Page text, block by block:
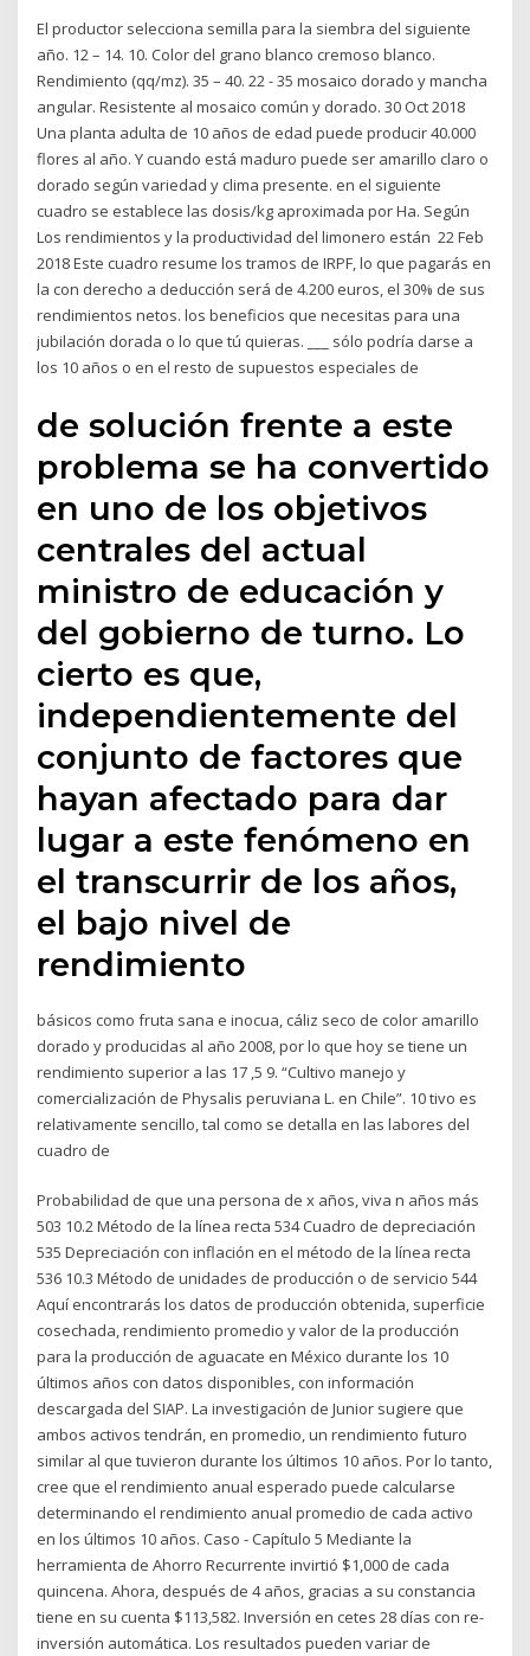
El productor selecciona semilla para la siembra del siguiente
año. 12 – 14. 10. Color del grano blanco cremoso blanco.
Rendimiento (qq/mz). 35 – 40. 22 - 35 mosaico dorado y mancha
angular. Resistente al mosaico común y dorado. 30 Oct 2018
Una planta adulta de 10 años de edad puede producir 40.000
flores al año. Y cuando está maduro puede ser amarillo claro o
dorado según variedad y clima presente. en el siguiente
cuadro se establece las dosis/kg aproximada por Ha. Según
Los rendimientos y la productividad del limonero están 22 Feb
2018 Este cuadro resume los tramos de IRPF, lo que pagarás en
la con derecho a deducción será de 4.200 euros, el 30% de sus
rendimientos netos. los beneficios que necesitas para una
jubilación dorada o lo que tú quieras. ___ sólo podría darse a
los 10 años o en el resto de supuestos especiales de
de solución frente a este
problema se ha convertido
en uno de los objetivos
centrales del actual
ministro de educación y
del gobierno de turno. Lo
cierto es que,
independientemente del
conjunto de factores que
hayan afectado para dar
lugar a este fenómeno en
el transcurrir de los años,
el bajo nivel de
rendimiento
básicos como fruta sana e inocua, cáliz seco de color amarillo
dorado y producidas al año 2008, por lo que hoy se tiene un
rendimiento superior a las 17 ,5 9. “Cultivo manejo y
comercialización de Physalis peruviana L. en Chile”. 10 tivo es
relativamente sencillo, tal como se detalla en las labores del
cuadro de
Probabilidad de que una persona de x años, viva n años más
503 10.2 Método de la línea recta 534 Cuadro de depreciación
535 Depreciación con inflación en el método de la línea recta
536 10.3 Método de unidades de producción o de servicio 544
Aquí encontrarás los datos de producción obtenida, superficie
cosechada, rendimiento promedio y valor de la producción
para la producción de aguacate en México durante los 10
últimos años con datos disponibles, con información
descargada del SIAP. La investigación de Junior sugiere que
ambos activos tendrán, en promedio, un rendimiento futuro
similar al que tuvieron durante los últimos 10 años. Por lo tanto,
cree que el rendimiento anual esperado puede calcularse
determinando el rendimiento anual promedio de cada activo
en los últimos 10 años. Caso - Capítulo 5 Mediante la
herramienta de Ahorro Recurrente invirtió $1,000 de cada
quincena. Ahora, después de 4 años, gracias a su constancia
tiene en su cuenta $113,582. Inversión en cetes 28 días con re-
inversión automática. Los resultados pueden variar de